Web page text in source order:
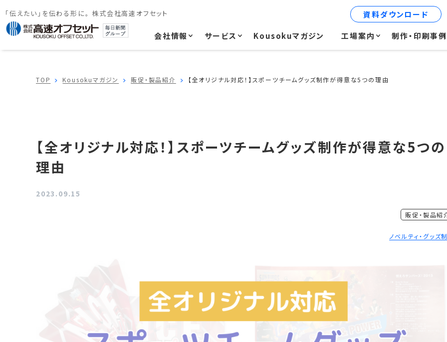
「伝えたい」を伝わる形に。 株式会社高速オフセット
会社情報 サービス Kousokuマガジン 工場案内 制作・印刷事例
資料ダウンロード
TOP Kousokuマガジン 販促・製品紹介 【全オリジナル対応！】スポーツチームグッズ制作が得意な5つの理由
【全オリジナル対応！】スポーツチームグッズ制作が得意な5つの
理由
2023.09.15
販促・製品紹
ノベルティ・グッズ